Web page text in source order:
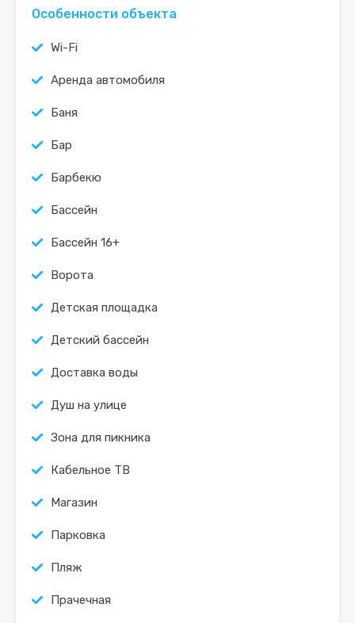
Особенности объекта
Wi-Fi
Аренда автомобиля
Баня
Бар
Барбекю
Бассейн
Бассейн 16+
Ворота
Детская площадка
Детский бассейн
Доставка воды
Душ на улице
Зона для пикника
Кабельное ТВ
Магазин
Парковка
Пляж
Прачечная